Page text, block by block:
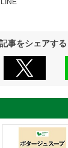
事をシェアする